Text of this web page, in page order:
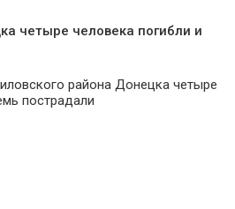
четыре человека погибли и